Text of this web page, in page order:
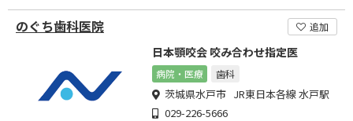
のぐち歯科医院 追加
日本顎咬会 咬み合わせ指定医
病院・医療 歯科
茨城県水戸市 JR東日本各線 水戸駅
029-226-5666